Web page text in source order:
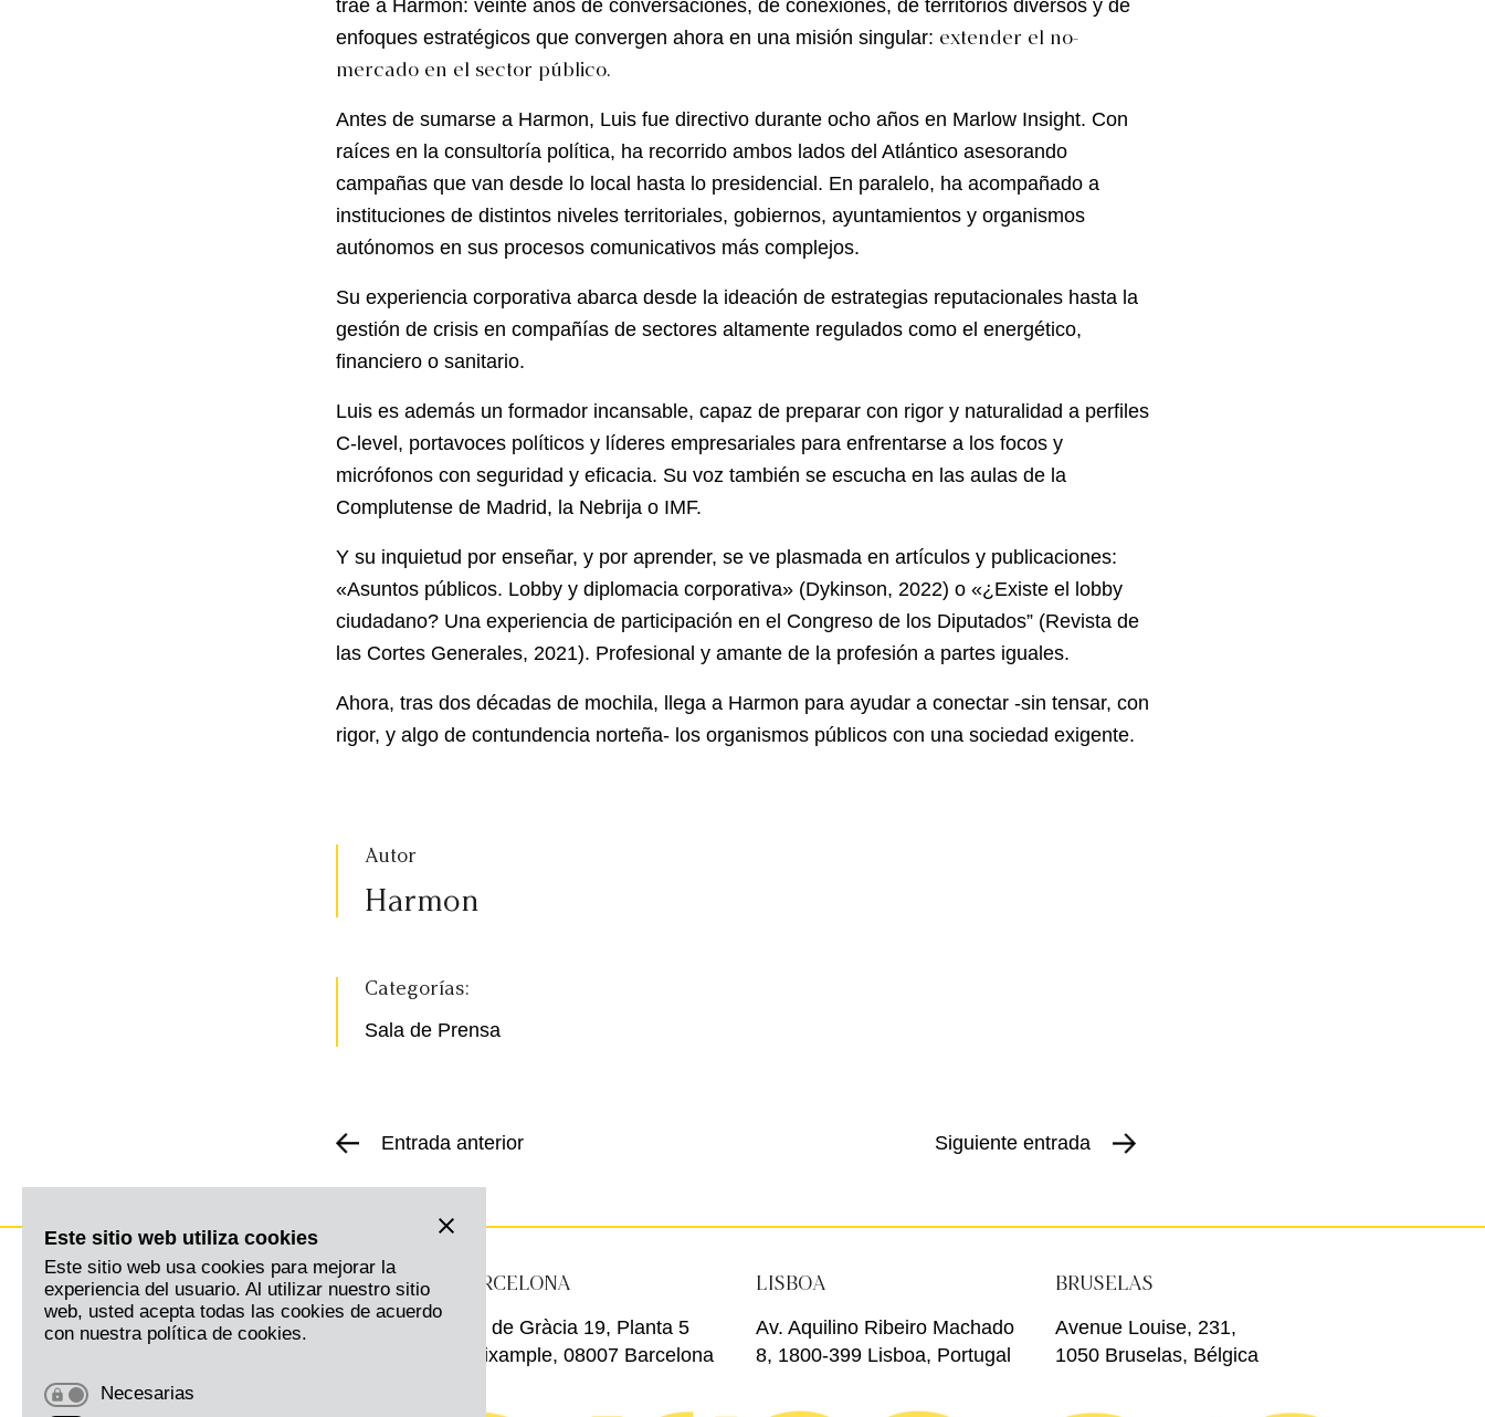
trae a Harmon: veinte años de conversaciones, de conexiones, de territorios diversos y de
enfoques estratégicos que convergen ahora en una misión singular: extender el no-
mercado en el sector público.
Antes de sumarse a Harmon, Luis fue directivo durante ocho años en Marlow Insight. Con
raíces en la consultoría política, ha recorrido ambos lados del Atlántico asesorando
campañas que van desde lo local hasta lo presidencial. En paralelo, ha acompañado a
instituciones de distintos niveles territoriales, gobiernos, ayuntamientos y organismos
autónomos en sus procesos comunicativos más complejos.
Su experiencia corporativa abarca desde la ideación de estrategias reputacionales hasta la
gestión de crisis en compañías de sectores altamente regulados como el energético,
financiero o sanitario.
Luis es además un formador incansable, capaz de preparar con rigor y naturalidad a perfiles
C-level, portavoces políticos y líderes empresariales para enfrentarse a los focos y
micrófonos con seguridad y eficacia. Su voz también se escucha en las aulas de la
Complutense de Madrid, la Nebrija o IMF.
Y su inquietud por enseñar, y por aprender, se ve plasmada en artículos y publicaciones:
«Asuntos públicos. Lobby y diplomacia corporativa» (Dykinson, 2022) o «¿Existe el lobby
ciudadano? Una experiencia de participación en el Congreso de los Diputados” (Revista de
las Cortes Generales, 2021). Profesional y amante de la profesión a partes iguales.
Ahora, tras dos décadas de mochila, llega a Harmon para ayudar a conectar -sin tensar, con
rigor, y algo de contundencia norteña- los organismos públicos con una sociedad exigente.
Autor
Harmon
Categorías:
Sala de Prensa
Entrada anterior Siguiente entrada
MADRID
Serrano 57, Planta 6
BARCELONA
Pg. de Gràcia 19, Planta 5
L’Eixample, 08007 Barcelona
LISBOA
Av. Aquilino Ribeiro Machado
8, 1800-399 Lisboa, Portugal
BRUSELAS
Avenue Louise, 231,
1050 Bruselas, Bélgica
Este sitio web utiliza cookies
Este sitio web usa cookies para mejorar la
experiencia del usuario. Al utilizar nuestro sitio
web, usted acepta todas las cookies de acuerdo
con nuestra política de cookies.
Necesarias